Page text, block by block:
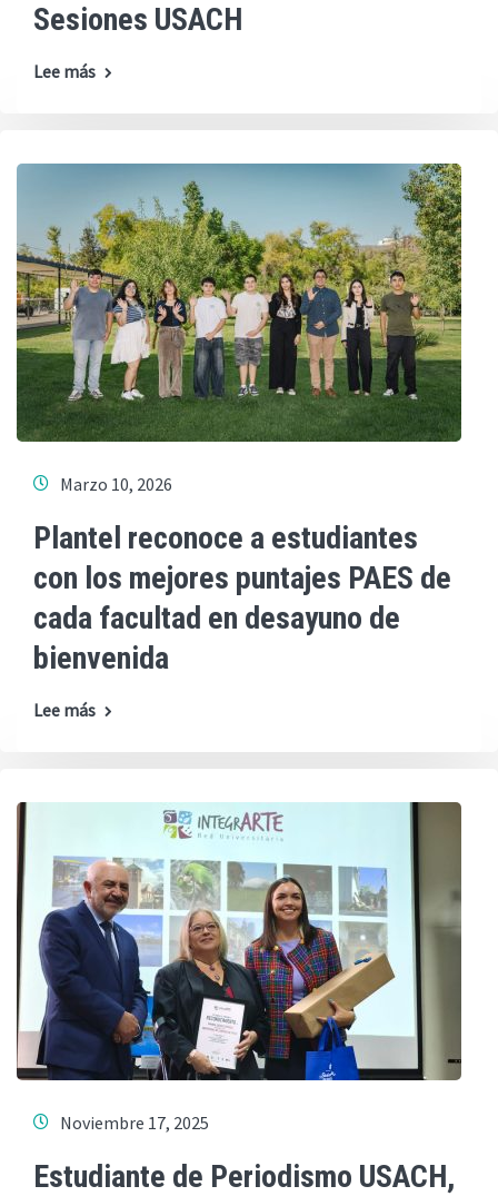
Sesiones USACH
Lee más
Marzo 10, 2026
Plantel reconoce a estudiantes
con los mejores puntajes PAES de
cada facultad en desayuno de
bienvenida
Lee más
Noviembre 17, 2025
Estudiante de Periodismo USACH,